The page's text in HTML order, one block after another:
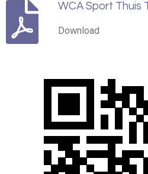
WCA Sport Thuis
Download